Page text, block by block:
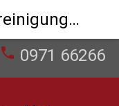
0971 66266
Professionelle Zahnreinigung / Vorsorge